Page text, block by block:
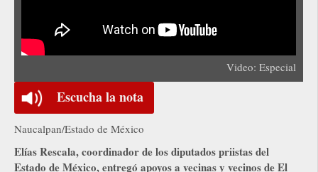
Video: Especial
Escucha la nota
Naucalpan/Estado de México
Elías Rescala, coordinador de los diputados priistas del
Estado de México, entregó apoyos a vecinas y vecinos de El